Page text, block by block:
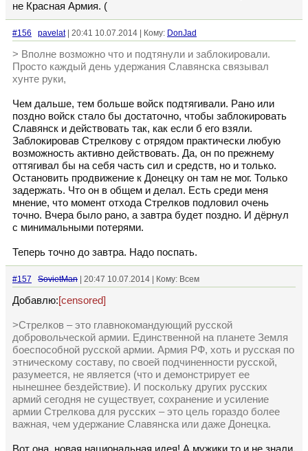
не Красная Армия. (
#156 pavelat| 20:41 10.07.2014 | Кому: DonJad
> Вполне возможно что и подтянули и заблокировали.
Просто каждый день удержания Славянска связывал
хунте руки,
Чем дальше, тем больше войск подтягивали. Рано или
поздно войск стало бы достаточно, чтобы заблокировать
Славянск и действовать так, как если б его взяли.
Заблокировав Стрелкову с отрядом практически любую
возможность активно действовать. Да, он по прежнему
оттягивал бы на себя часть сил и средств, но и только.
Остановить продвижение к Донецку он там не мог. Только
задержать. Что он в общем и делал. Есть среди меня
мнение, что момент отхода Стрелков подловил очень
точно. Вчера было рано, а завтра будет поздно. И дёрнул
с минимальными потерями.
Теперь точно до завтра. Надо поспать.
#157 SovietMan | 20:47 10.07.2014 | Кому: Всем
Добавлю:[censored]
>Стрелков – это главнокомандующий русской
добровольческой армии. Единственной на планете Земля
боеспособной русской армии. Армия РФ, хоть и русская по
этническому составу, по своей подчиненности русской,
разумеется, не является (что и демонстрирует ее
нынешнее бездействие). И поскольку других русских
армий сегодня не существует, сохранение и усиление
армии Стрелкова для русских – это цель гораздо более
важная, чем удержание Славянска или даже Донецка.